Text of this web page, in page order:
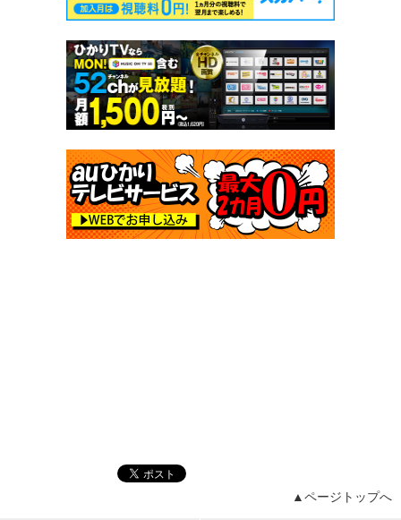
▲ページトップへ